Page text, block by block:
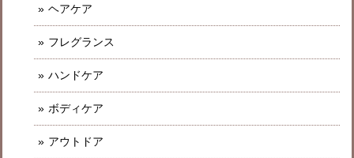
ヘアケア
フレグランス
ハンドケア
ボディケア
アウトドア